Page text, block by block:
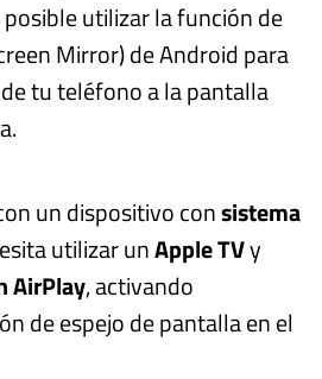
utilizar la función de
Mirror) de Android para
tu teléfono a la pantalla
un dispositivo consistema
utilizar unApple TVy
AirPlay, activando
de espejo de pantalla en el